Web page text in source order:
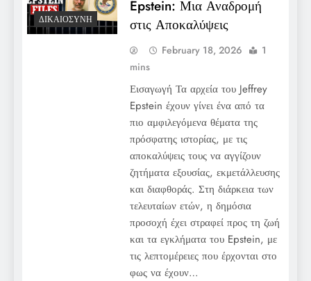
ΔΙΚΑΙΟΣΎΝΗ
Epstein: Μια Αναδρομή
στις Αποκαλύψεις
February 18, 2026
1
mins
Εισαγωγή Τα αρχεία του Jeffrey
Epstein έχουν γίνει ένα από τα
πιο αμφιλεγόμενα θέματα της
πρόσφατης ιστορίας, με τις
αποκαλύψεις τους να αγγίζουν
ζητήματα εξουσίας, εκμετάλλευσης
και διαφθοράς. Στη διάρκεια των
τελευταίων ετών, η δημόσια
προσοχή έχει στραφεί προς τη ζωή
και τα εγκλήματα του Epstein, με
τις λεπτομέρειες που έρχονται στο
φως να έχουν…